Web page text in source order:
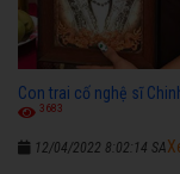
Con trai cố nghệ sĩ
3683
12/04/2022 8:02:14 SA